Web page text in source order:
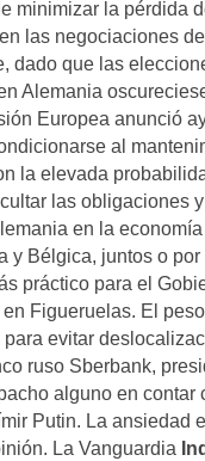
minimizar la pérdida
las negociaciones
dado que las
Alemania
Europea anunció
al
la elevada
las obligaciones
en la
y Bélgica, juntos o
práctico para el
Figueruelas. El
evitar
ruso Sberbank,
alguno en
Putin. La ansiedad
La Vanguardia